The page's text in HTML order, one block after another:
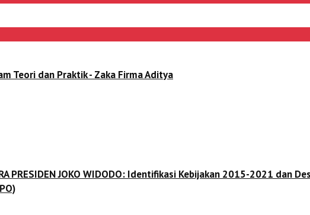
Teori dan Praktik - Zaka Firma Aditya
PRESIDEN JOKO WIDODO: Identifikasi Kebijakan 2015-2021 dan